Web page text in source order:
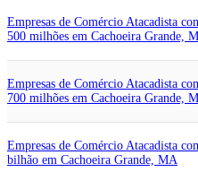
Empresas de Comércio Atacadista
500 milhões em Cachoeira Grande,
Empresas de Comércio Atacadista
700 milhões em Cachoeira Grande,
Empresas de Comércio Atacadista
bilhão em Cachoeira Grande, MA